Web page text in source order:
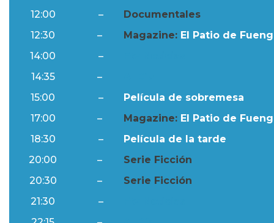
12:00
–
Documentales
12:30
– Magazine: El Patio de
14:00
–
14:35
–
15:00
–
Película de sobremesa
17:00
– Magazine: El Patio de
18:30
–
Película de la tarde
20:00
–
Serie Ficción
20:30
–
Serie Ficción
21:30
–